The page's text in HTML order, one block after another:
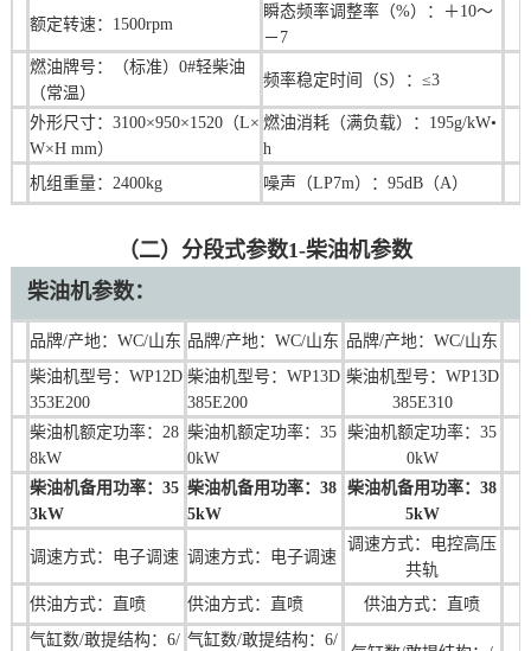
额定转速：1500rpm
瞬态频率调整率（%）：＋10～
－7
燃油牌号：（标准）0#轻柴油
（常温）
频率稳定时间（S）：≤3
外形尺寸：3100×950×1520（L×
W×H mm）
燃油消耗（满负载）：195g/kW•
h
机组重量：2400kg
噪声（LP7m）：95dB（A）
（二）分段式参数1-柴油机参数
柴油机参数：
品牌/产地：WC/山东 品牌/产地： WC/山东 品牌/产地：WC/山东
柴油机型号：WP12D
353E200
柴油机型号： WP13D
385E200
柴油机型号： WP13D
385E310
柴油机额定功率：28
8kW
柴油机额定功率：35
0kW
柴油机额定功率：35
0kW
柴油机备用功率：35
3kW
柴油机备用功率：38
5kW
柴油机备用功率：38
5kW
调速方式：电子调速 调速方式： 电子调速
调速方式： 电控高压
共轨
供油方式：直喷
供油方式：直喷
供油方式：直喷
气缸数/敢提结构：6/ 气缸数/敢提结构：6/